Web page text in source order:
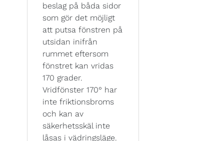
beslag på båda sidor
som gör det möjligt
att putsa fönstren på
utsidan inifrån
rummet eftersom
fönstret kan vridas
170 grader.
Vridfönster 170° har
inte friktionsbroms
och kan av
säkerhetsskäl inte
låsas i vädringsläge.